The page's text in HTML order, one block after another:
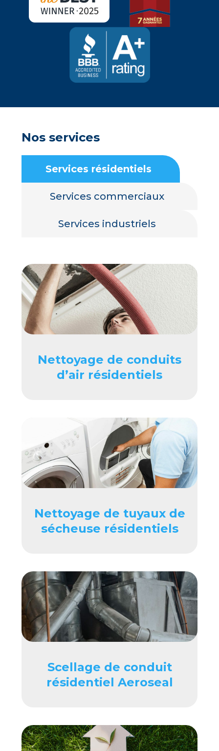
Nos services
Services résidentiels
Services commerciaux
Services industriels
Nettoyage de conduits
d’air résidentiels
Nettoyage de tuyaux de
sécheuse résidentiels
Scellage de conduit
résidentiel Aeroseal